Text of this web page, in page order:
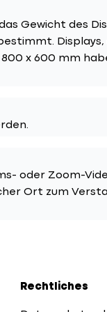
Gewicht des
Displays,
800 x 600 mm
oder Zoom-
Ort zum
Rechtliches